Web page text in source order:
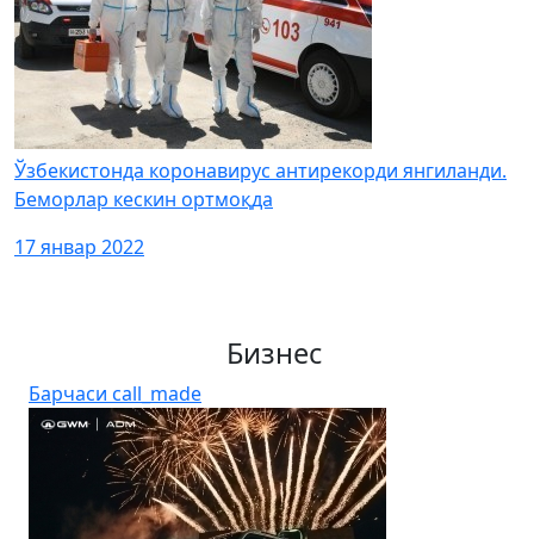
Ўзбекистонда коронавирус антирекорди янгиланди.
Беморлар кескин ортмоқда
17 январ 2022
Бизнес
Барчаси call_made